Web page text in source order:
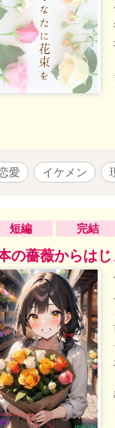
愛 イケメン
短編 完結
の薔薇からは